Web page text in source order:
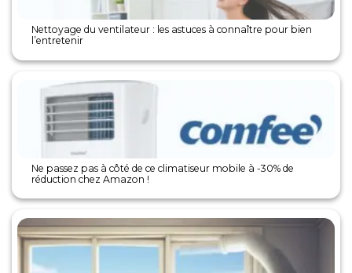
Nettoyage du ventilateur : les astuces à connaître pour bien
l’entretenir
Ne passez pas à côté de ce climatiseur mobile à -30% de
réduction chez Amazon !